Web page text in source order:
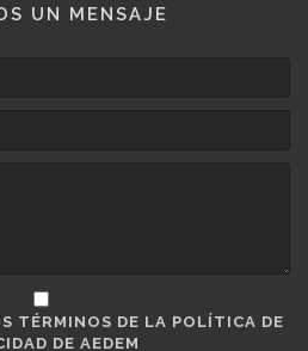
UN MENSAJE
TÉRMINOS DE LA POLÍTICA DE
DE AEDEM